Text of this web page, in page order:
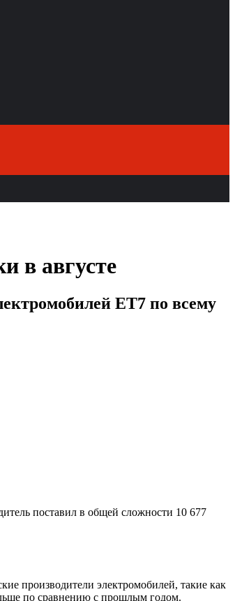
в августе
ET7 по всему
поставил в общей сложности 10 677
производители электромобилей, такие как
по сравнению с прошлым годом.